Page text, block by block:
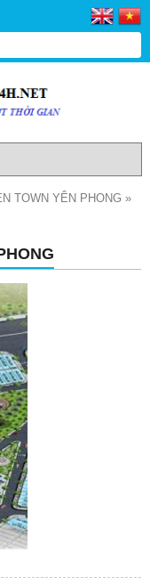
TOWN YÊN PHONG »